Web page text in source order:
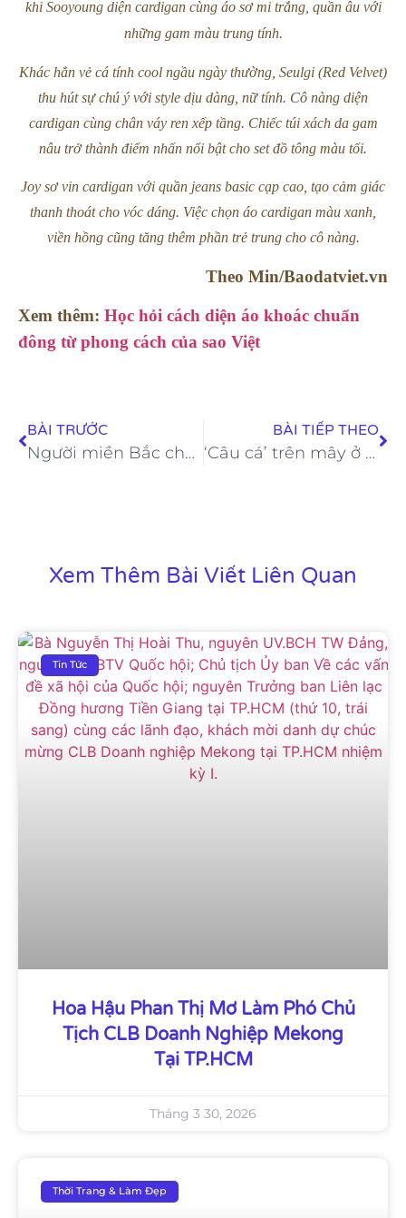
khi Sooyoung diện cardigan cùng áo sơ mi trắng, quần âu với
những gam màu trung tính.
Khác hẳn vẻ cá tính cool ngầu ngày thường, Seulgi (Red Velvet)
thu hút sự chú ý với style dịu dàng, nữ tính. Cô nàng diện
cardigan cùng chân váy ren xếp tầng. Chiếc túi xách da gam
nâu trở thành điểm nhấn nổi bật cho set đồ tông màu tối.
Joy sơ vin cardigan với quần jeans basic cạp cao, tạo cảm giác
thanh thoát cho vóc dáng. Việc chọn áo cardigan màu xanh,
viền hồng cũng tăng thêm phần trẻ trung cho cô nàng.
Theo Min/Baodatviet.vn
Xem thêm: Học hỏi cách diện áo khoác chuẩn
đông từ phong cách của sao Việt
BÀI TRƯỚC
Người miền Bắc chuộng ăn gì vào mùa đông?
BÀI TIẾP THEO
‘Câu cá’ trên mây ở Lảo Thẩn mùa đông
Xem Thêm Bài Viết Liên Quan
Tin Tức
Hoa Hậu Phan Thị Mơ Làm Phó Chủ
Tịch CLB Doanh Nghiệp Mekong
Tại TP.HCM
Tháng 3 30, 2026
Thời Trang & Làm Đẹp